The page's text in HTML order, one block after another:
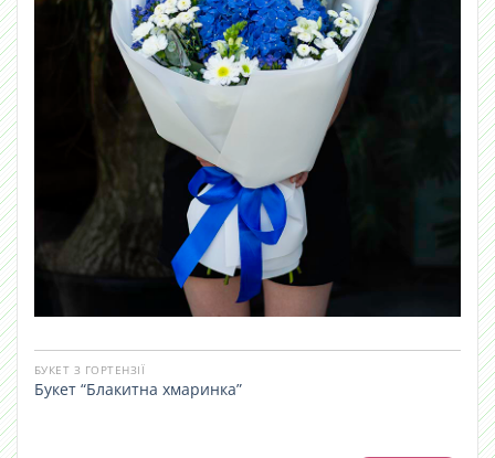
БУКЕТ З ГОРТЕНЗІЇ
Букет “Блакитна хмаринка”